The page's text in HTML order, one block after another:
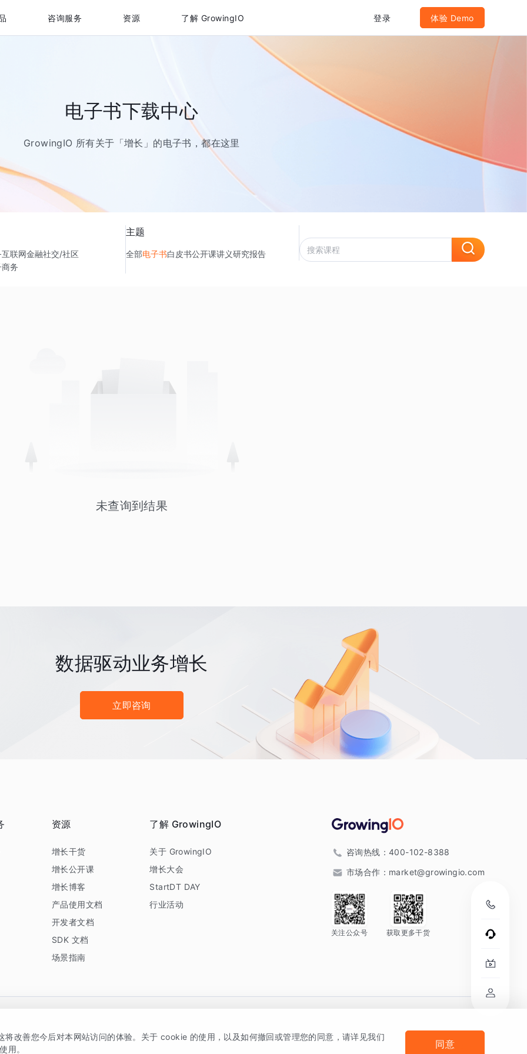
咨询服务 资源 了解 GrowingIO 登录 体验 Demo
电子书下载中心
GrowingIO 所有关于「增长」的电子书，都在这里
互联网金融社交/社区
务
主题
全部电子书白皮书公开课讲义研究报告
未查询到结果
数据驱动业务增长
立即咨询
资源
增长干货
增长公开课
增长博客
产品使用文档
开发者文档
SDK 文档
场景指南
了解 GrowingIO
关于 GrowingIO
增长大会
StartDT DAY
行业活动
咨询热线： 400-102-8388
市场合作： market@growingio.com
关注公众号 获取更多干货
号 法律声明及隐私条款
改善您今后对本网站访问的体验。关于 cookie 的使用，以及如何撤回或管理您的同意，请详见我们
用。 同意